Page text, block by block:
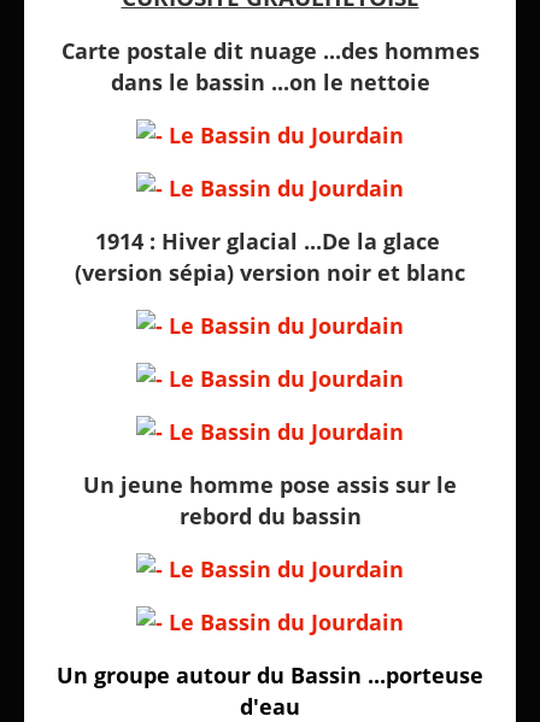
Carte postale dit nuage ...des hommes
dans le bassin ...on le nettoie
1914 : Hiver glacial ...De la glace
(version sépia) version noir et blanc
Un jeune homme pose assis sur le
rebord du bassin
Un groupe autour du Bassin ...porteuse
d'eau